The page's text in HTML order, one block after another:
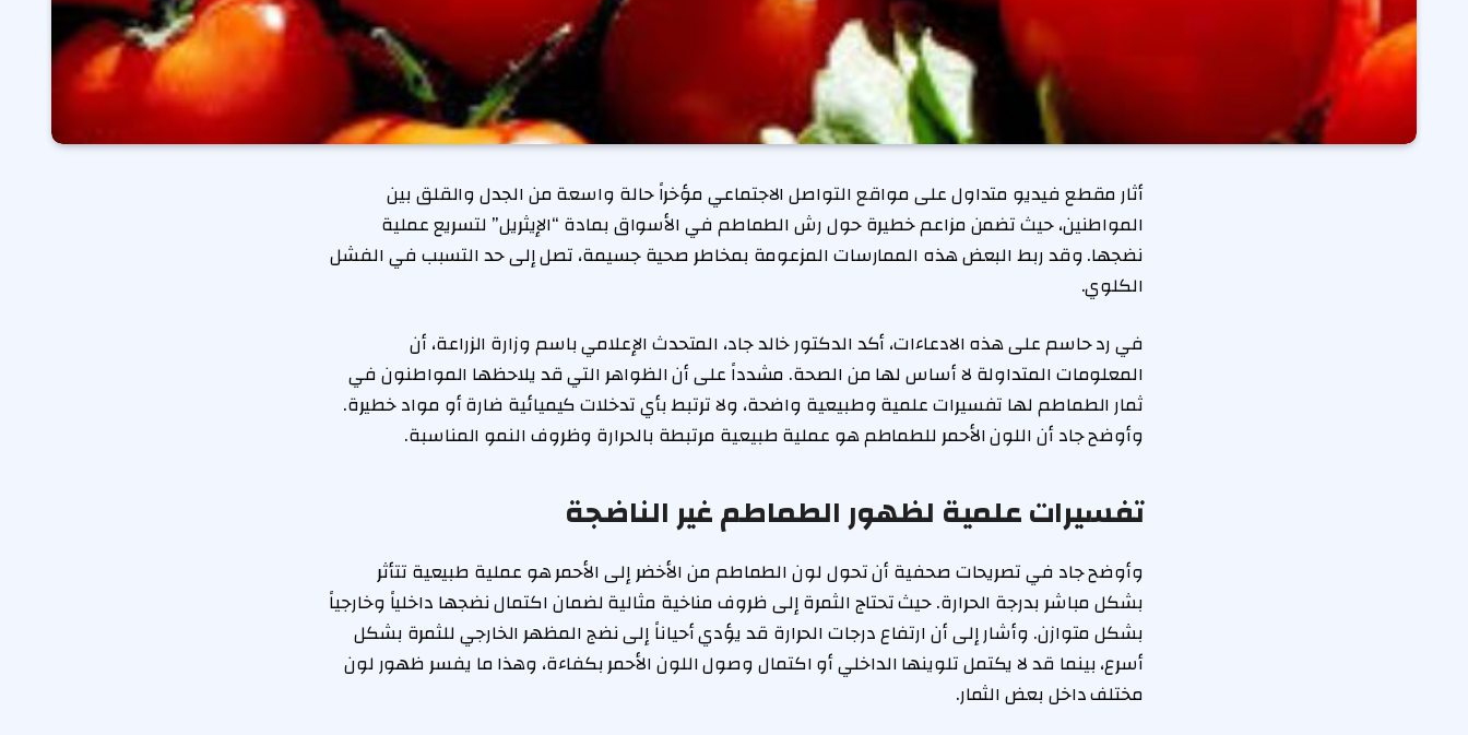
أثار مقطع فيديو متداول على مواقع التواصل الاجتماعي مؤخراً حالة واسعة من الجدل والقلق بين
المواطنين، حيث تضمن مزاعم خطيرة حول رش الطماطم في الأسواق بمادة “الإيثريل” لتسريع عملية
نضجها. وقد ربط البعض هذه الممارسات المزعومة بمخاطر صحية جسيمة، تصل إلى حد التسبب في الفشل
الكلوي.
في رد حاسم على هذه الادعاءات، أكد الدكتور خالد جاد، المتحدث الإعلامي باسم وزارة الزراعة، أن
المعلومات المتداولة لا أساس لها من الصحة. مشدداً على أن الظواهر التي قد يلاحظها المواطنون في
ثمار الطماطم لها تفسيرات علمية وطبيعية واضحة، ولا ترتبط بأي تدخلات كيميائية ضارة أو مواد خطيرة.
وأوضح جاد أن اللون الأحمر للطماطم هو عملية طبيعية مرتبطة بالحرارة وظروف النمو المناسبة.
تفسيرات علمية لظهور الطماطم غير الناضجة
وأوضح جاد في تصريحات صحفية أن تحول لون الطماطم من الأخضر إلى الأحمر هو عملية طبيعية تتأثر
بشكل مباشر بدرجة الحرارة. حيث تحتاج الثمرة إلى ظروف مناخية مثالية لضمان اكتمال نضجها داخلياً وخارجياً
بشكل متوازن. وأشار إلى أن ارتفاع درجات الحرارة قد يؤدي أحياناً إلى نضج المظهر الخارجي للثمرة بشكل
أسرع، بينما قد لا يكتمل تلوينها الداخلي أو اكتمال وصول اللون الأحمر بكفاءة، وهذا ما يفسر ظهور لون
مختلف داخل بعض الثمار.